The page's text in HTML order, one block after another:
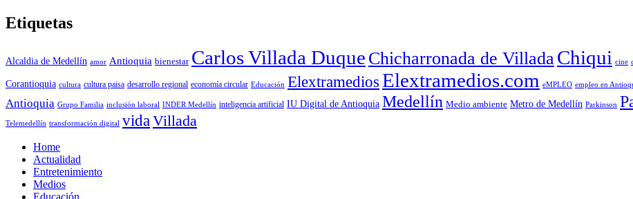
Etiquetas
Alcaldia de Medellín amor Antioquia bienestar Carlos Villada Duque Chicharronada de Villada Chiqui cine
Corantioquia cultura cultura paisa desarrollo regional economía circular Educación ElextramediosElextramedios.com eMPLEO empleo en
Antioquia Grupo Familia inclusión laboral INDER Medellín inteligencia artificial IU Digital de Antioquia Medellín Medio ambiente Metro de Medellín Parkinson
Telemedellín transformación digital vida Villada
Home
Actualidad
Entretenimiento
Medios
Educación